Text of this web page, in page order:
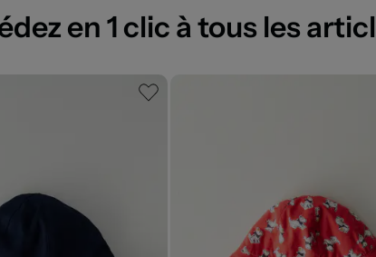
en 1 clic à tous les